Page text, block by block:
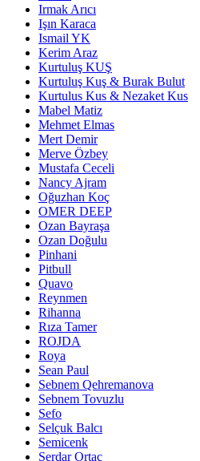
Irmak Arıcı
Işın Karaca
Ismail YK
Kerim Araz
Kurtuluş KUŞ
Kurtuluş Kuş & Burak Bulut
Kurtulus Kus & Nezaket Kus
Mabel Matiz
Mehmet Elmas
Mert Demir
Merve Özbey
Mustafa Ceceli
Nancy Ajram
Oğuzhan Koç
OMER DEEP
Ozan Bayraşa
Ozan Doğulu
Pinhani
Pitbull
Quavo
Reynmen
Rihanna
Rıza Tamer
ROJDA
Roya
Sean Paul
Sebnem Qehremanova
Sebnem Tovuzlu
Sefo
Selçuk Balcı
Semicenk
Serdar Ortaç